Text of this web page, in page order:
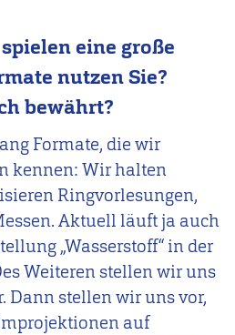
eine große
nutzen Sie?
bewährt?
Formate, die wir
kennen: Wir halten
Ringvorlesungen,
Aktuell läuft ja auch
„Wasserstoff“ in der
Weiteren stellen wir uns
Dann stellen wir uns vor,
auf